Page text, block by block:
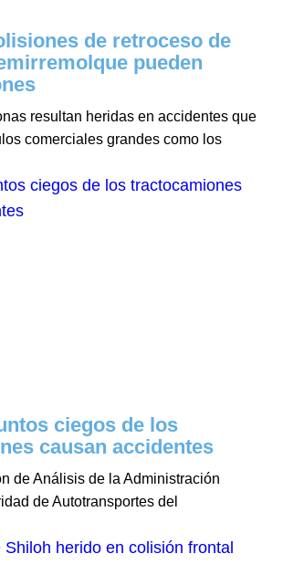
de retroceso de
pueden
resultan heridas en accidentes que
comerciales grandes como los
ciegos de los
causan accidentes
de Análisis de la Administración
de Autotransportes del